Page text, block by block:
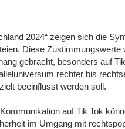
2024“ zeigen sich die
Diese Zustimmungswerte
gebracht, besonders auf
rechter bis
beeinflusst werden soll.
auf Tik Tok
im Umgang mit